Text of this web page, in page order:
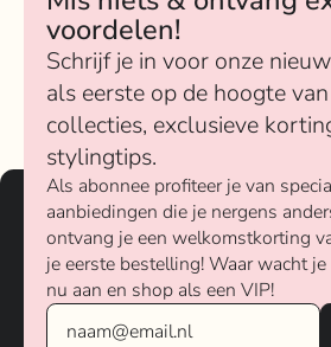
voordelen!
Schrijf je in voor onze
als eerste op de hoogte
collecties, exclusieve
stylingtips.
Als abonnee profiteer je van
aanbiedingen die je nergens
ontvang je een welkomstkorting
je eerste bestelling! Waar wacht
nu aan en shop als een VIP!